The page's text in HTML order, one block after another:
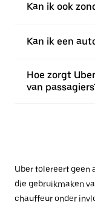
Kan ik ook
Kan ik een
Hoe zorgt
van
Uber tolereert geen
die gebruikmaken
chauffeur onder